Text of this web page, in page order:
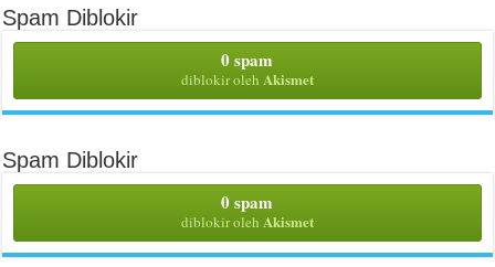
Spam Diblokir
0 spam
diblokir oleh Akismet
Spam Diblokir
0 spam
diblokir oleh Akismet